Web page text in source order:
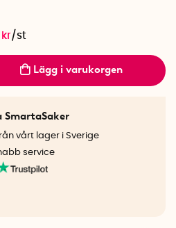
kr/st
Lägg i varukorgen
SmartaSaker
vårt lager i Sverige
service